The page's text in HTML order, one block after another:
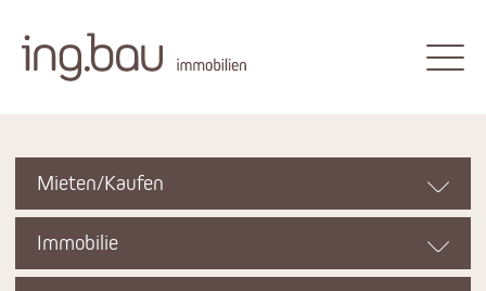
Mieten/Kaufen
Immobilie